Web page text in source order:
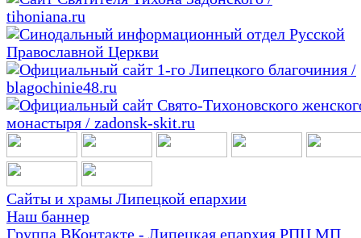
Сайты и храмы Липецкой епархии
Наш баннер
Группа ВКонтакте - Липецкая епархия РПЦ МП